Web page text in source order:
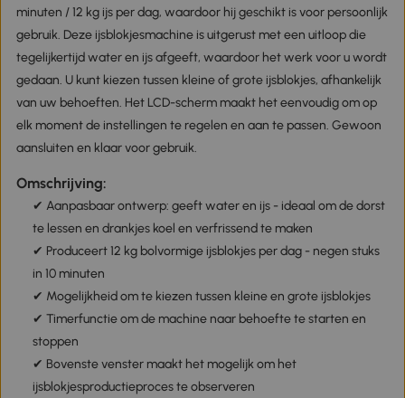
minuten / 12 kg ijs per dag, waardoor hij geschikt is voor persoonlijk
gebruik. Deze ijsblokjesmachine is uitgerust met een uitloop die
tegelijkertijd water en ijs afgeeft, waardoor het werk voor u wordt
gedaan. U kunt kiezen tussen kleine of grote ijsblokjes, afhankelijk
van uw behoeften. Het LCD-scherm maakt het eenvoudig om op
elk moment de instellingen te regelen en aan te passen. Gewoon
aansluiten en klaar voor gebruik.
Omschrijving:
✔ Aanpasbaar ontwerp: geeft water en ijs - ideaal om de dorst
te lessen en drankjes koel en verfrissend te maken
✔ Produceert 12 kg bolvormige ijsblokjes per dag - negen stuks
in 10 minuten
✔ Mogelijkheid om te kiezen tussen kleine en grote ijsblokjes
✔ Timerfunctie om de machine naar behoefte te starten en
stoppen
✔ Bovenste venster maakt het mogelijk om het
ijsblokjesproductieproces te observeren